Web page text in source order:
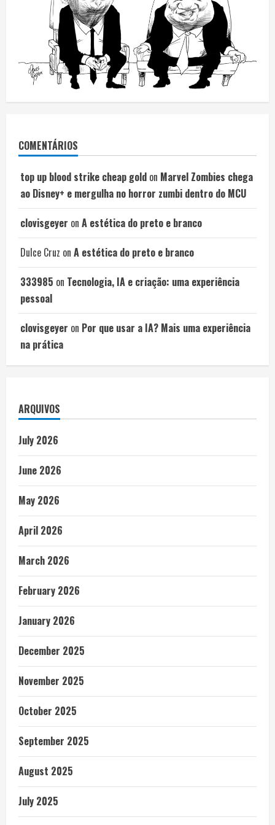
COMENTÁRIOS
top up blood strike cheap gold on Marvel Zombies chega
ao Disney+ e mergulha no horror zumbi dentro do MCU
clovisgeyer on A estética do preto e branco
Dulce Cruz on A estética do preto e branco
333985 on Tecnologia, IA e criação: uma experiência
pessoal
clovisgeyer on Por que usar a IA? Mais uma experiência
na prática
ARQUIVOS
July 2026
June 2026
May 2026
April 2026
March 2026
February 2026
January 2026
December 2025
November 2025
October 2025
September 2025
August 2025
July 2025